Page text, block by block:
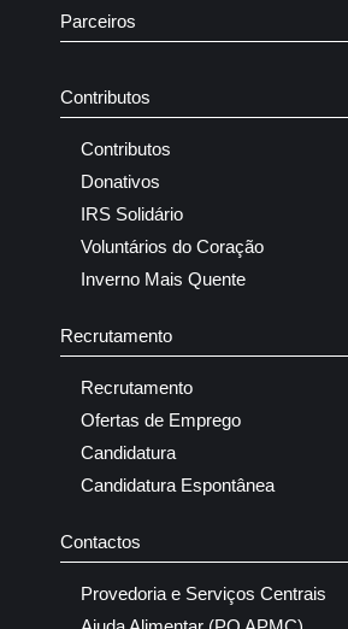
Parceiros
Contributos
Contributos
Donativos
IRS Solidário
Voluntários do Coração
Inverno Mais Quente
Recrutamento
Recrutamento
Ofertas de Emprego
Candidatura
Candidatura Espontânea
Contactos
Provedoria e Serviços Centrais